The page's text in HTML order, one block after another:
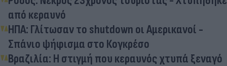
από κεραυνό
ΗΠΑ: Γλίτωσαν το shutdown οι Αμερικανοί -
Σπάνιο ψήφισμα στο Κογκρέσο
Βραζιλία: Η στιγμή που κεραυνός χτυπά ξεναγό